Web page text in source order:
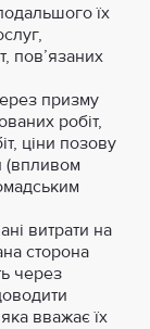
їх
пов’язаних
призму
робіт,
ціни позову
(впливом
витрати на
сторона
через
вважає їх